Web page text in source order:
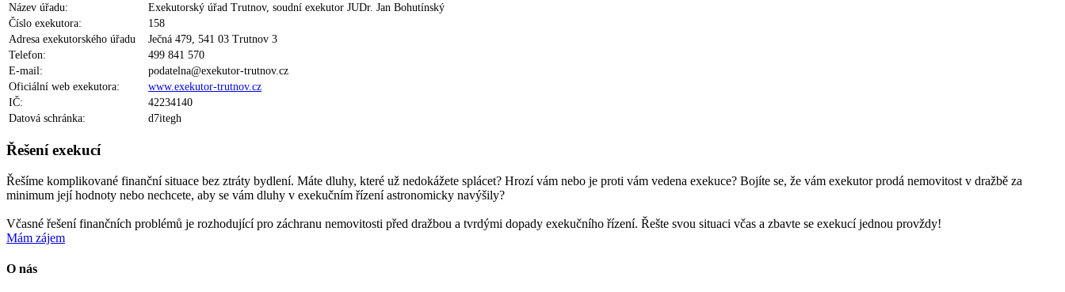
Název úřadu:
Exekutorský úřad Trutnov, soudní exekutor JUDr. Jan Bohutínský
Číslo exekutora:
158
Adresa exekutorského úřadu
Ječná 479, 541 03 Trutnov 3
Telefon:
499 841 570
E-mail:
podatelna@exekutor-trutnov.cz
Oficiální web exekutora:
www.exekutor-trutnov.cz
IČ:
42234140
Datová schránka:
d7itegh
Řešení exekucí
Řešíme komplikované finanční situace bez ztráty bydlení. Máte dluhy, které už nedokážete splácet? Hrozí vám nebo je proti vám vedena exekuce? Bojíte se, že vám exekutor prodá nemovitost v dražbě za
minimum její hodnoty nebo nechcete, aby se vám dluhy v exekučním řízení astronomicky navýšily?
Včasné řešení finančních problémů je rozhodující pro záchranu nemovitosti před dražbou a tvrdými dopady exekučního řízení. Řešte svou situaci včas a zbavte se exekucí jednou provždy!
Mám zájem
O nás